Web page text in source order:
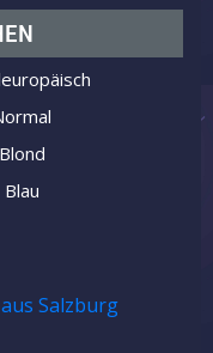
Blond
Blau
Salzburg